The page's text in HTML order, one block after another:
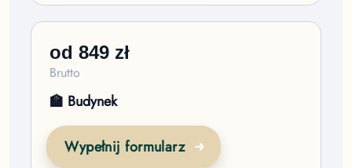
od849 zł
Brutto
🏫 Budynek
Wypełnij formularz